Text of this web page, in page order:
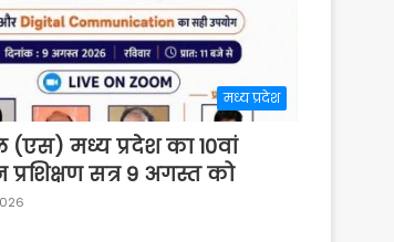
मध्य प्रदेश
मध्य प्रदेश का 10वां
सत्र 9 अगस्त को